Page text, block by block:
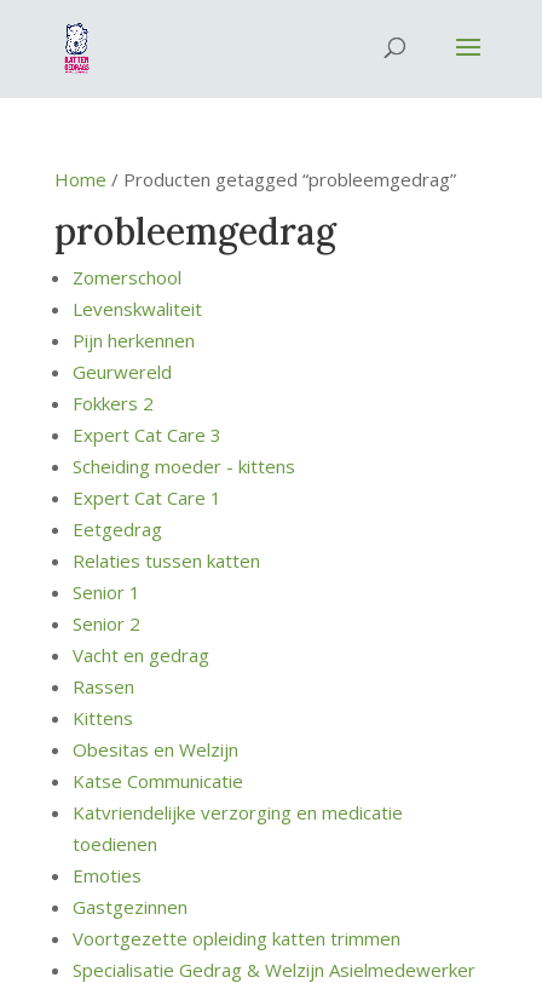
Home / Producten getagged “probleemgedrag”
probleemgedrag
Zomerschool
Levenskwaliteit
Pijn herkennen
Geurwereld
Fokkers 2
Expert Cat Care 3
Scheiding moeder - kittens
Expert Cat Care 1
Eetgedrag
Relaties tussen katten
Senior 1
Senior 2
Vacht en gedrag
Rassen
Kittens
Obesitas en Welzijn
Katse Communicatie
Katvriendelijke verzorging en medicatie
toedienen
Emoties
Gastgezinnen
Voortgezette opleiding katten trimmen
Specialisatie Gedrag & Welzijn Asielmedewerker